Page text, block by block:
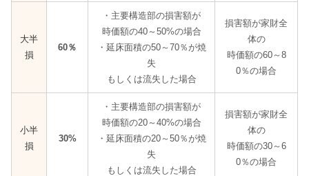
大半
損
60％
・主要構造部の損害額が
時価額の40～50%の場合
・延床面積の50～70％が焼
失
もしくは流失した場合
損害額が家財全
体の
時価額の60～8
0％の場合
小半
損
30%
・主要構造部の損害額が
時価額の20～40%の場合
・延床面積の20～50％が焼
失
もしくは流失した場合
損害額が家財全
体の
時価額の30～6
0％の場合